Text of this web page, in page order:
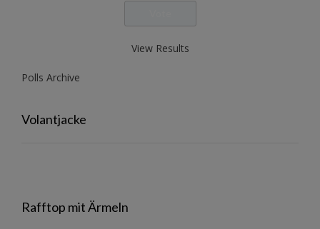
View Results
Polls Archive
Volantjacke
Rafftop mit Ärmeln